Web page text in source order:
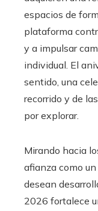
espacios de
plataforma
y a impulsar
individual. El
sentido, una
recorrido y de
por explorar.
Mirando hacia
afianza como
desean
2026 fortalece